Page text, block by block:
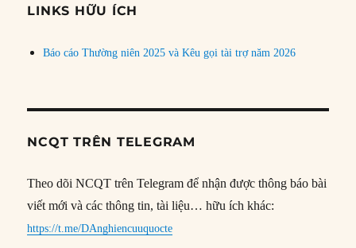
đề
LINKS HỮU ÍCH
Báo cáo Thường niên 2025 và Kêu gọi tài trợ năm 2026
NCQT TRÊN TELEGRAM
Theo dõi NCQT trên Telegram để nhận được thông báo bài
viết mới và các thông tin, tài liệu… hữu ích khác:
https://t.me/DAnghiencuuquocte